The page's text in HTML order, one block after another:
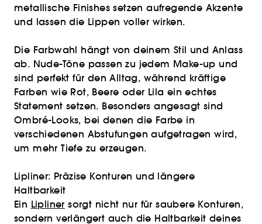
metallische Finishes setzen aufregende Akzente
und lassen die Lippen voller wirken.
Die Farbwahl hängt von deinem Stil und Anlass
ab. Nude-Töne passen zu jedem Make-up und
sind perfekt für den Alltag, während kräftige
Farben wie Rot, Beere oder Lila ein echtes
Statement setzen. Besonders angesagt sind
Ombré-Looks, bei denen die Farbe in
verschiedenen Abstufungen aufgetragen wird,
um mehr Tiefe zu erzeugen.
Lipliner: Präzise Konturen und längere
Haltbarkeit
Ein Lipliner sorgt nicht nur für saubere Konturen,
sondern verlängert auch die Haltbarkeit deines